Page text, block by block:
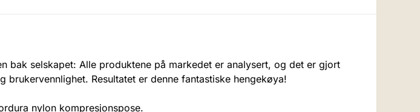
bak selskapet: Alle produktene på markedet er analysert, og det er gjort
Resultatet er denne fantastiske hengekøya!
nylon kompresjonspose.